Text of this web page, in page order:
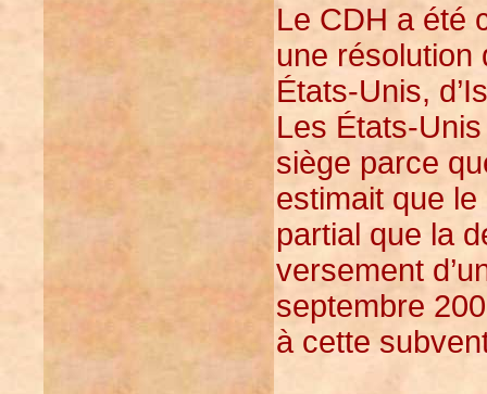
Le CDH a été
une résolution
États-Unis,
Les États-
siège parce
estimait que
partial que la
versement
septembre
à cette